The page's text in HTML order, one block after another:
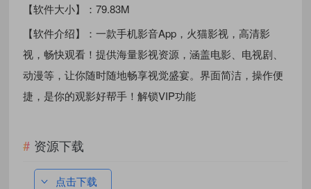
【软件大小】：79.83M
【软件介绍】：一款手机影音App，火猫影视，高清影
视，畅快观看！提供海量影视资源，涵盖电影、电视剧、
动漫等，让你随时随地畅享视觉盛宴。界面简洁，操作便
捷，是你的观影好帮手！解锁VIP功能
资源下载
点击下载